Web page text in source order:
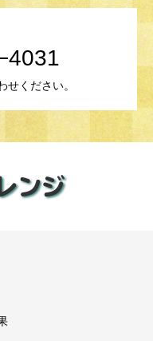
せください。